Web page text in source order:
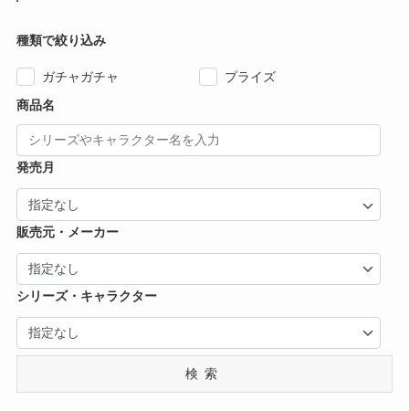
種類で絞り込み
ガチャガチャ
プライズ
商品名
発売月
販売元・メーカー
シリーズ・キャラクター
検索